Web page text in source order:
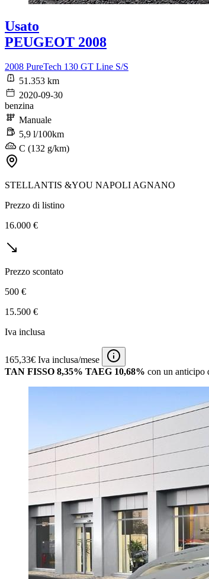
Usato
PEUGEOT 2008
2008 PureTech 130 GT Line S/S
51.353 km
2020-09-30
benzina
Manuale
5,9 l/100km
C (132 g/km)
STELLANTIS &YOU NAPOLI AGNANO
Prezzo di listino
16.000 €
Prezzo scontato
500 €
15.500 €
Iva inclusa
165,33€ Iva inclusa/mese
TAN FISSO 8,35% TAEG 10,68% con un anticipo